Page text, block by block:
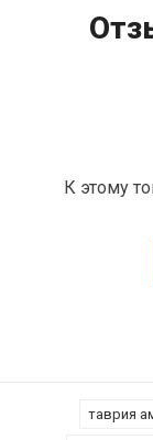
К этому
таврия